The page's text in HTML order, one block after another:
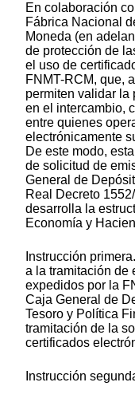
En colaboración
Fábrica Nacional
Moneda (en
de protección de
el uso de
FNMT-RCM, que,
permiten validar la
en el intercambio,
entre quienes
electrónicamente
De este modo,
de solicitud de
General de
Real Decreto
desarrolla la
Economía y
Instrucción
a la tramitación de
expedidos por la
Caja General de
Tesoro y Política
tramitación de la
certificados
Instrucción